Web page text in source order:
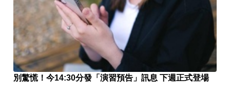
別驚慌！今14:30分發「演習預告」訊息 下週正式登場